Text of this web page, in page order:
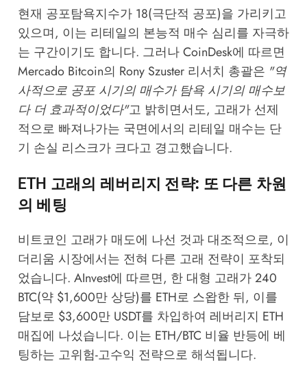
현재 공포탐욕지수가 18(극단적 공포)을 가리키고
있으며, 이는 리테일의 본능적 매수 심리를 자극하
는 구간이기도 합니다. 그러나CoinDesk에 따르면
Mercado Bitcoin의 Rony Szuster 리서치 총괄은 "역
사적으로 공포 시기의 매수가 탐욕 시기의 매수보
다 더 효과적이었다"고 밝히면서도, 고래가 선제
적으로 빠져나가는 국면에서의 리테일 매수는 단
기 손실 리스크가 크다고 경고했습니다.
ETH 고래의 레버리지 전략: 또 다른 차원
의 베팅
비트코인 고래가 매도에 나선 것과 대조적으로, 이
더리움 시장에서는 전혀 다른 고래 전략이 포착되
었습니다. AInvest에 따르면, 한 대형 고래가 240
BTC(약 $1,600만 상당)를 ETH로 스왑한 뒤, 이를
담보로 $3,600만 USDT를 차입하여 레버리지 ETH
매집에 나섰습니다. 이는 ETH/BTC 비율 반등에 베
팅하는 고위험-고수익 전략으로 해석됩니다.